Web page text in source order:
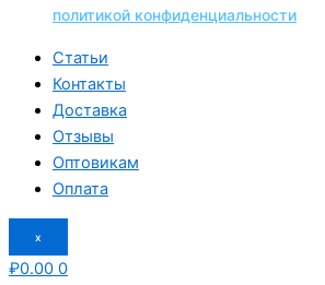
политикой конфиденциальности
Статьи
Контакты
Доставка
Отзывы
Оптовикам
Оплата
x
₽0.00 0